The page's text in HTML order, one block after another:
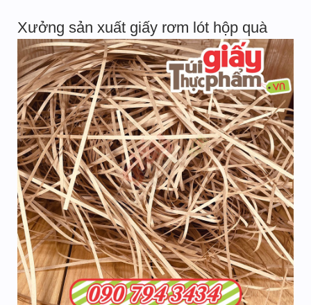
Xưởng sản xuất giấy rơm lót hộp quà